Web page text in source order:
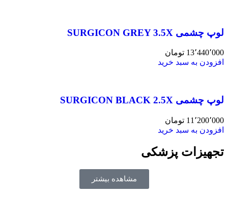
لوپ چشمی SURGICON GREY 3.5X
13٬440٬000 تومان
افزودن به سبد خرید
لوپ چشمی SURGICON BLACK 2.5X
11٬200٬000 تومان
افزودن به سبد خرید
تجهیزات پزشکی
مشاهده بیشتر